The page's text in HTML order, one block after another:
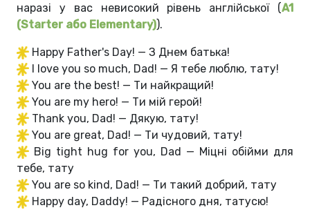
наразі у вас невисокий рівень англійської (A1
(Starter або Elementary)).
Happy Father's Day! — З Днем батька!
I love you so much, Dad! — Я тебе люблю, тату!
You are the best! — Ти найкращий!
You are my hero! — Ти мій герой!
Thank you, Dad! — Дякую, тату!
You are great, Dad! — Ти чудовий, тату!
Big tight hug for you, Dad — Міцні обійми для
тебе, тату
You are so kind, Dad! — Ти такий добрий, тату
Happy day, Daddy! — Радісного дня, татусю!